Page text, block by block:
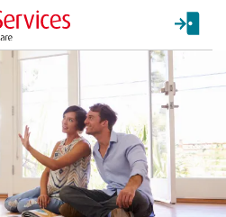
alla selezione delle